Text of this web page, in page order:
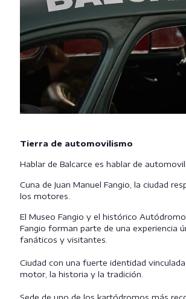
Tierra de automovilismo
Hablar de Balcarce es hablar de
Cuna de Juan Manuel Fangio, la ciudad
los motores.
El Museo Fangio y el histórico Autódromo
Fangio forman parte de una experiencia
fanáticos y visitantes.
Ciudad con una fuerte identidad
motor, la historia y la tradición.